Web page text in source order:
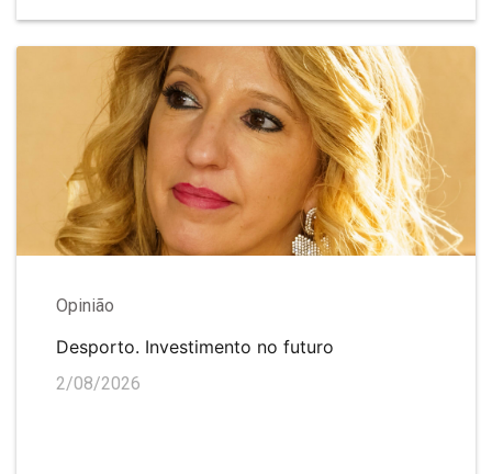
Opinião
Desporto. Investimento no futuro
2/08/2026